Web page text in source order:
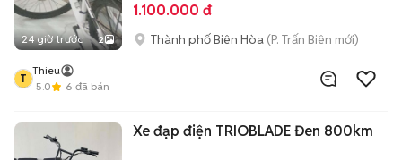
24 giờ trước 2
1.100.000 đ
Thành phố Biên Hòa (P. Trấn Biên mới)
T
Thieu
5.0
6 đã bán
Xe đạp điện TRIOBLADE Đen 800km